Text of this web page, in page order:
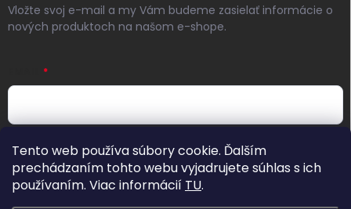
Tento web používa súbory cookie. Ďalším
prechádzaním tohto webu vyjadrujete súhlas s ich
používaním. Viac informácií TU.
Vložte svoj e-mail a my Vám budeme zasielať informácie o
nových produktoch na našom e-shope.
Vložením e-mailu súhlasíte s podmienkami ochrany
osobných údajov
Prihlásiť sa